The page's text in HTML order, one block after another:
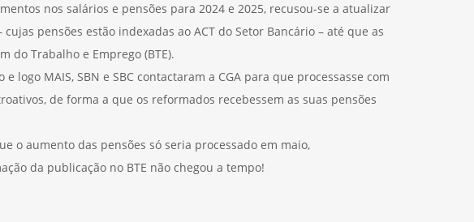
nos salários e pensões para 2024 e 2025, recusou-se a atualizar
pensões estão indexadas ao ACT do Setor Bancário – até que as
do Trabalho e Emprego (BTE).
logo MAIS, SBN e SBC contactaram a CGA para que processasse com
de forma a que os reformados recebessem as suas pensões
o aumento das pensões só seria processado em maio,
da publicação no BTE não chegou a tempo!